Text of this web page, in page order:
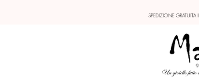
SPEDIZIONE GRATUITA